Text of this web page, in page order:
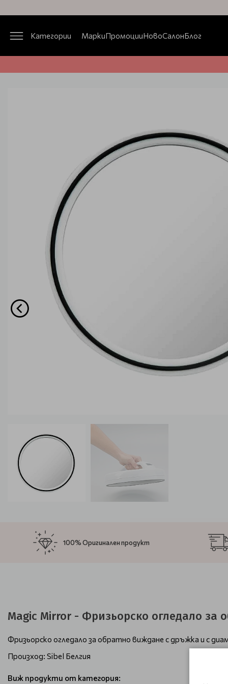
Категории МаркиПромоцииНовоСалонБлог
100% Оригинален продукт
Magic Mirror - Фризьорско огледало за
Фризьорско огледало за обратно виждане с дръжка и с
Произход: Sibel Белгия
Виж продукти от категория: